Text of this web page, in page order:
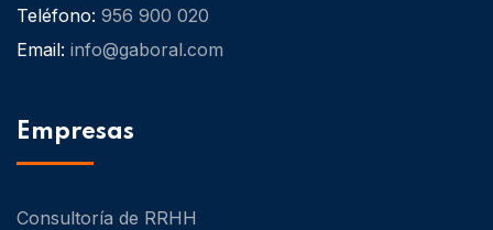
Teléfono: 956 900 020
Email: info@gaboral.com
Empresas
Consultoría de RRHH